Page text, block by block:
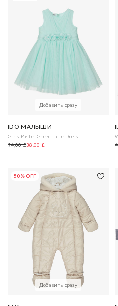
Добавить сразу
IDO МАЛЫШИ
Girls Pastel Green Tulle Dress
94,00 £38,00 £
50% OFF
Добавить сразу